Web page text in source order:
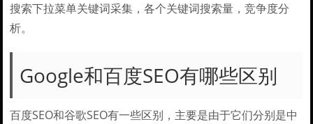
搜索下拉菜单关键词采集，各个关键词搜索量，竞争度分
析。
Google和百度SEO有哪些区别
百度SEO和谷歌SEO有一些区别，主要是由于它们分别是中